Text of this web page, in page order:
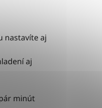
nastavíte aj
aj
minút